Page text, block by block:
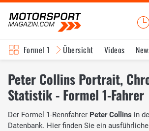
Formel 1 Übersicht Videos
Peter Collins Portrait,
Statistik - Formel 1-Fahrer
Der Formel 1-Rennfahrer Peter Collins in
Datenbank. Hier finden Sie ein